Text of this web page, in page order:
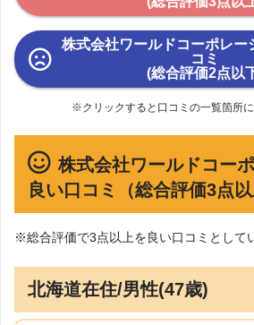
株式会社ワールドコーポレー
コミ
(総合評価2点以
※クリックすると口コミの一覧箇所
株式会社ワールドコー
良い口コミ（総合評価3点以
※総合評価で3点以上を良い口コミとして
北海道在住/男性(47歳)